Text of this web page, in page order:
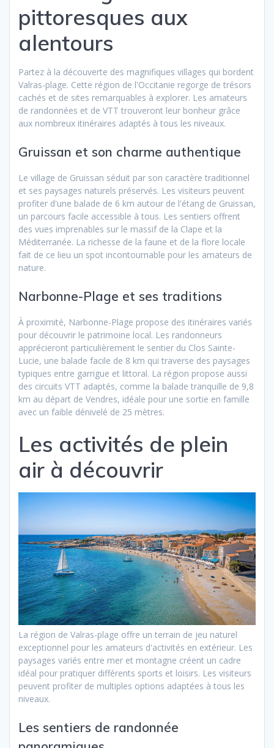
pittoresques aux
alentours
Partez à la découverte des magnifiques villages qui bordent
Valras-plage. Cette région de l'Occitanie regorge de trésors
cachés et de sites remarquables à explorer. Les amateurs
de randonnées et de VTT trouveront leur bonheur grâce
aux nombreux itinéraires adaptés à tous les niveaux.
Gruissan et son charme authentique
Le village de Gruissan séduit par son caractère traditionnel
et ses paysages naturels préservés. Les visiteurs peuvent
profiter d'une balade de 6 km autour de l'étang de Gruissan,
un parcours facile accessible à tous. Les sentiers offrent
des vues imprenables sur le massif de la Clape et la
Méditerranée. La richesse de la faune et de la flore locale
fait de ce lieu un spot incontournable pour les amateurs de
nature.
Narbonne-Plage et ses traditions
À proximité, Narbonne-Plage propose des itinéraires variés
pour découvrir le patrimoine local. Les randonneurs
apprécieront particulièrement le sentier du Clos Sainte-
Lucie, une balade facile de 8 km qui traverse des paysages
typiques entre garrigue et littoral. La région propose aussi
des circuits VTT adaptés, comme la balade tranquille de 9,8
km au départ de Vendres, idéale pour une sortie en famille
avec un faible dénivelé de 25 mètres.
Les activités de plein
air à découvrir
La région de Valras-plage offre un terrain de jeu naturel
exceptionnel pour les amateurs d'activités en extérieur. Les
paysages variés entre mer et montagne créent un cadre
idéal pour pratiquer différents sports et loisirs. Les visiteurs
peuvent profiter de multiples options adaptées à tous les
niveaux.
Les sentiers de randonnée